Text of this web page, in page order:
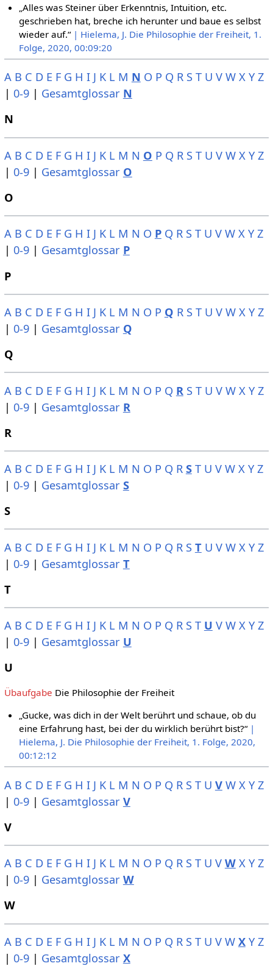
„Alles was Steiner über Erkenntnis, Intuition, etc.
geschrieben hat, breche ich herunter und baue es selbst
wieder auf.“ | Hielema, J. Die Philosophie der Freiheit, 1.
Folge, 2020, 00:09:20
A B C D E F G H I J K L M N O P Q R S T U V W X Y Z
| 0-9| Gesamtglossar N
N
A B C D E F G H I J K L M N O P Q R S T U V W X Y Z
| 0-9| Gesamtglossar O
O
A B C D E F G H I J K L M N O P Q R S T U V W X Y Z
| 0-9| Gesamtglossar P
P
A B C D E F G H I J K L M N O P Q R S T U V W X Y Z
| 0-9| Gesamtglossar Q
Q
A B C D E F G H I J K L M N O P Q R S T U V W X Y Z
| 0-9| Gesamtglossar R
R
A B C D E F G H I J K L M N O P Q R S T U V W X Y Z
| 0-9| Gesamtglossar S
S
A B C D E F G H I J K L M N O P Q R S T U V W X Y Z
| 0-9| Gesamtglossar T
T
A B C D E F G H I J K L M N O P Q R S T U V W X Y Z
| 0-9| Gesamtglossar U
U
Übaufgabe Die Philosophie der Freiheit
„Gucke, was dich in der Welt berührt und schaue, ob du
eine Erfahrung hast, bei der du wirklich berührt bist?“ |
Hielema, J. Die Philosophie der Freiheit, 1. Folge, 2020,
00:12:12
A B C D E F G H I J K L M N O P Q R S T U V W X Y Z
| 0-9| Gesamtglossar V
V
A B C D E F G H I J K L M N O P Q R S T U V W X Y Z
| 0-9| Gesamtglossar W
W
A B C D E F G H I J K L M N O P Q R S T U V W X Y Z
| 0-9| Gesamtglossar X